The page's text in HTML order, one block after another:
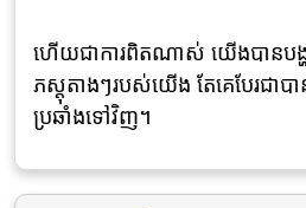
ហើយជាការពិតណាស់ យើងបានបង្
ភស្ដុតាងៗរបស់យើង តែគេបែរជា
ប្រឆាំងទៅវិញ។